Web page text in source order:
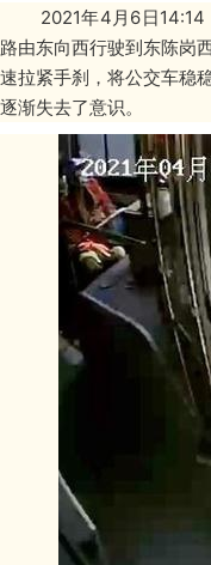
今日生效！新《
交通运输部、
2021年4月6日
路由东向西行驶到东陈岗
速拉紧手刹，将公交车稳
逐渐失去了意识。